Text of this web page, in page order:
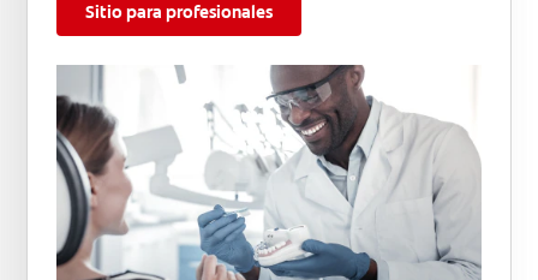
Sitio para profesionales